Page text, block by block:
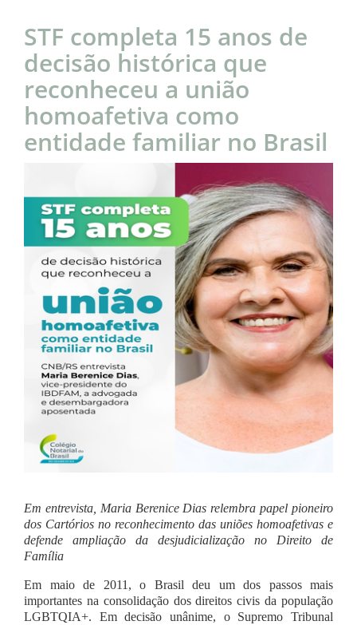
STF completa 15 anos de
decisão histórica que
reconheceu a união
homoafetiva como
entidade familiar no Brasil
Em entrevista, Maria Berenice Dias relembra papel pioneiro
dos Cartórios no reconhecimento das uniões homoafetivas e
defende ampliação da desjudicialização no Direito de
Família
Em maio de 2011, o Brasil deu um dos passos mais
importantes na consolidação dos direitos civis da população
LGBTQIA+. Em decisão unânime, o Supremo Tribunal